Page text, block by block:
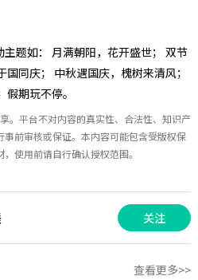
题如： 月满朝阳，花开盛世； 双节
同庆； 中秋遇国庆，槐树来清风；
期玩不停。
。平台不对内容的真实性、合法性、知识产
前审核或保证。本内容可能包含受版权保
使用前请自行确认授权范围。
关注
查看更多>>